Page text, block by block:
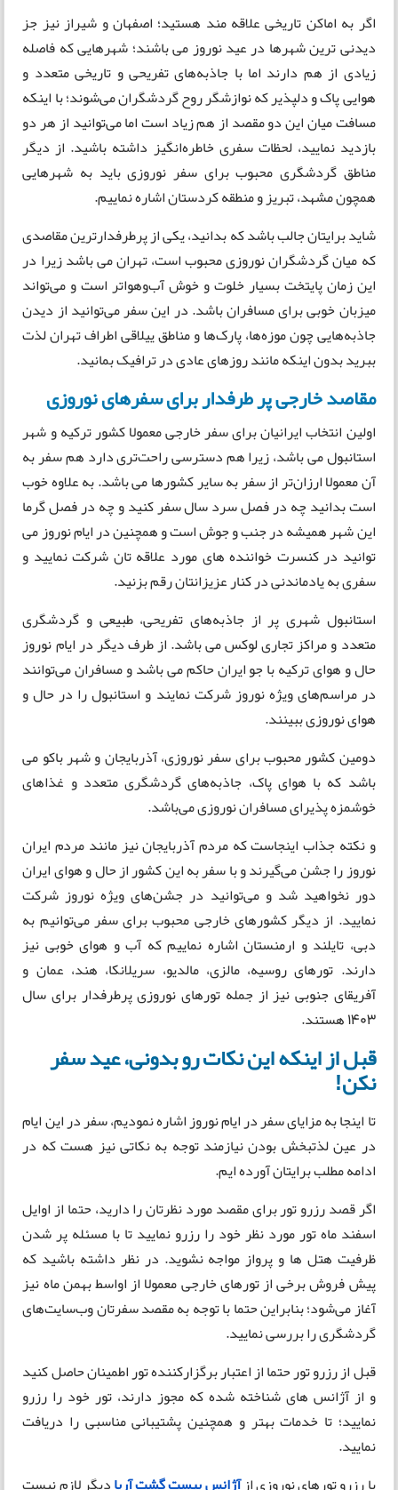
اگر به اماکن تاریخی علاقه مند هستید؛ اصفهان و شیراز نیز جز
دیدنی ترین شهرها در عید نوروز می باشند؛ شهرهایی که فاصله
زیادی از هم دارند اما با جاذبه‌های تفریحی و تاریخی متعدد و
هوایی پاک و دلپذیر که نوازشگر روح گردشگران می‌شوند؛ با اینکه
مسافت میان این دو مقصد از هم زیاد است اما می‌توانید از هر دو
بازدید نمایید، لحظات سفری خاطره‌انگیز داشته باشید. از دیگر
مناطق گردشگری محبوب برای سفر نوروزی باید به شهرهایی
همچون مشهد، تبریز و منطقه کردستان اشاره نماییم.
شاید برایتان جالب باشد که بدانید، یکی از پرطرفدارترین مقاصدی
که میان گردشگران نوروزی محبوب است، تهران می باشد زیرا در
این زمان پایتخت بسیار خلوت و خوش آب‌وهواتر است و می‌تواند
میزبان خوبی برای مسافران باشد. در این سفر می‌توانید از دیدن
جاذبه‌هایی چون موزه‌ها، پارک‌ها و مناطق ییلاقی اطراف تهران لذت
ببرید بدون اینکه مانند روزهای عادی در ترافیک بمانید.
مقاصد خارجی پر طرفدار برای سفرهای نوروزی
اولین انتخاب ایرانیان برای سفر خارجی معمولا کشور ترکیه و شهر
استانبول می باشد، زیرا هم دسترسی راحت‌تری دارد هم سفر به
آن معمولا ارزان‌تر از سفر به سایر کشورها می باشد. به علاوه خوب
است بدانید چه در فصل سرد سال سفر کنید و چه در فصل گرما
این شهر همیشه در جنب و جوش است و همچنین در ایام نوروز می
توانید در کنسرت خواننده های مورد علاقه تان شرکت نمایید و
سفری به یادماندنی در کنار عزیزانتان رقم بزنید.
استانبول شهری پر از جاذبه‌های تفریحی، طبیعی و گردشگری
متعدد و مراکز تجاری لوکس می باشد. از طرف دیگر در ایام نوروز
حال و هوای ترکیه با جو ایران حاکم می باشد و مسافران می‌توانند
در مراسم‌های ویژه نوروز شرکت نمایند و استانبول را در حال و
هوای نوروزی ببینند.
دومین کشور محبوب برای سفر نوروزی، آذربایجان و شهر باکو می
باشد که با هوای پاک، جاذبه‌های گردشگری متعدد و غذاهای
خوشمزه پذیرای مسافران نوروزی می‌باشد.
و نکته جذاب اینجاست که مردم آذربایجان نیز مانند مردم ایران
نوروز را جشن می‌گیرند و با سفر به این کشور از حال و هوای ایران
دور نخواهید شد و می‌توانید در جشن‌های ویژه نوروز شرکت
نمایید. از دیگر کشورهای خارجی محبوب برای سفر می‌توانیم به
دبی، تایلند و ارمنستان اشاره نماییم که آب و هوای خوبی نیز
دارند. تورهای روسیه، مالزی، مالدیو، سریلانکا، هند، عمان و
آفریقای جنوبی نیز از جمله تورهای نوروزی پرطرفدار برای سال
1403 هستند.
قبل از اینکه این نکات رو بدونی، عید سفر
نکن!
تا اینجا به مزایای سفر در ایام نوروز اشاره نمودیم، سفر در این ایام
در عین لذتبخش بودن نیازمند توجه به نکاتی نیز هست که در
ادامه مطلب برایتان آورده ایم.
اگر قصد رزرو تور برای مقصد مورد نظرتان را دارید، حتما از اوایل
اسفند ماه تور مورد نظر خود را رزرو نمایید تا با مسئله پر شدن
ظرفیت هتل ها و پرواز مواجه نشوید. در نظر داشته باشید که
پیش فروش برخی از تورهای خارجی معمولا از اواسط بهمن ماه نیز
آغاز می‌شود؛ بنابراین حتما با توجه به مقصد سفرتان وب‌سایت‌های
گردشگری را بررسی نمایید.
قبل از رزرو تور حتما از اعتبار برگزارکننده تور اطمینان حاصل کنید
و از آژانس های شناخته شده که مجوز دارند، تور خود را رزرو
نمایید؛ تا خدمات بهتر و همچنین پشتیبانی مناسبی را دریافت
نمایید.